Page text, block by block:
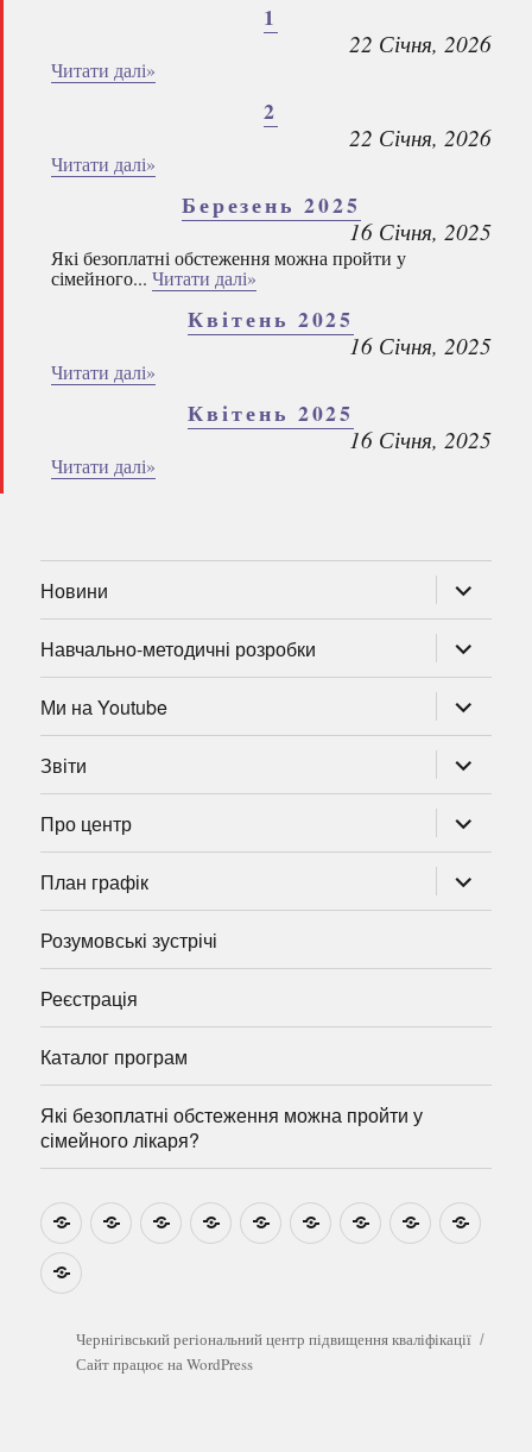
1
22 Січня, 2026
Читати далі»
2
22 Січня, 2026
Читати далі»
Березень 2025
16 Січня, 2025
Які безоплатні обстеження можна пройти у
сімейного... Читати далі»
Квітень 2025
16 Січня, 2025
Читати далі»
Квітень 2025
16 Січня, 2025
Читати далі»
Новини
підменю
Навчально-методичні розробки
підменю
Ми на Youtube
підменю
Звіти
підменю
Про центр
підменю
План графік
підменю
Розумовські зустрічі
Реєстрація
Каталог програм
Які безоплатні обстеження можна пройти у
сімейного лікаря?
НовиниНавчально-
методичні
Ми
на
Звіти Про
центр
План
графік
Розумовські
зустрічі
Реєстрація
Які
безоплатні
можна
пройти
у
Чернігівський регіональний центр підвищення кваліфікації
Сайт працює на WordPress